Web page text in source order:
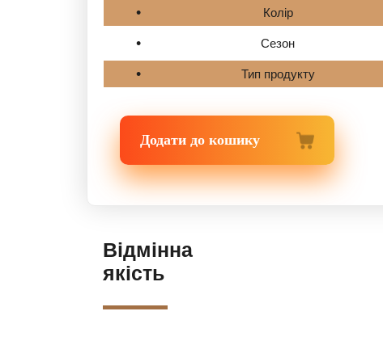
Колір
Сезон
Тип продукту
Додати до кошику
Відмінна
якість